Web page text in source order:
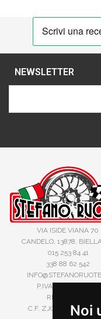
Noi
NEWSLETTER
VIA ISIDE VIANA 70
CANDELO, 13878,
015 253 84 41
338 88 62 542
P.IVA 02525900029
REA BI193453
C.F.